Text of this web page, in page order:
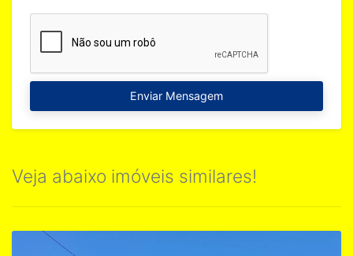
Enviar Mensagem
Veja abaixo imóveis similares!